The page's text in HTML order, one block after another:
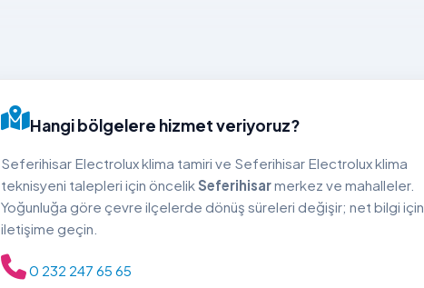
Hangi bölgelere hizmet veriyoruz?
Seferihisar Electrolux klima tamiri ve Seferihisar Electrolux klima
teknisyeni talepleri için öncelik Seferihisarmerkez ve mahalleler.
Yoğunluğa göre çevre ilçelerde dönüş süreleri değişir; net bilgi için
iletişime geçin.
0 232 247 65 65